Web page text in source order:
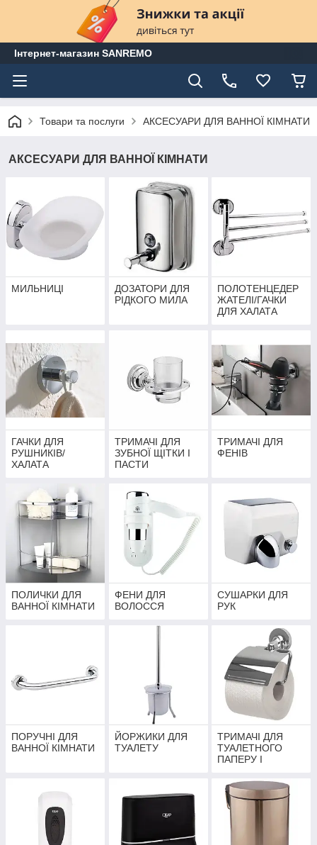
Інтернет-магазин SANREMO
Товари та послуги АКСЕСУАРИ ДЛЯ ВАННОЇ КІМНАТИ
АКСЕСУАРИ ДЛЯ ВАННОЇ КІМНАТИ
МИЛЬНИЦІ
ДОЗАТОРИ ДЛЯ
РІДКОГО МИЛА
ПОЛОТЕНЦЕДЕР
ЖАТЕЛІ/ГАЧКИ
ДЛЯ ХАЛАТА
ГАЧКИ ДЛЯ
РУШНИКІВ/
ХАЛАТА
ТРИМАЧІ ДЛЯ
ЗУБНОЇ ЩІТКИ І
ПАСТИ
ТРИМАЧІ ДЛЯ
ФЕНІВ
ПОЛИЧКИ ДЛЯ
ВАННОЇ КІМНАТИ
ФЕНИ ДЛЯ
ВОЛОССЯ
СУШАРКИ ДЛЯ
РУК
ПОРУЧНІ ДЛЯ
ВАННОЇ КІМНАТИ
ЙОРЖИКИ ДЛЯ
ТУАЛЕТУ
ТРИМАЧІ ДЛЯ
ТУАЛЕТНОГО
ПАПЕРУ І
ПОВІТРЯ